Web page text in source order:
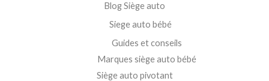
Blog Siège auto
Siege auto bébé
Guides et conseils
Marques siège auto bébé
Siège auto pivotant